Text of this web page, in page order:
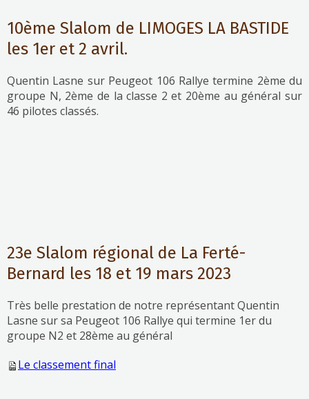
10ème Slalom de LIMOGES LA BASTIDE
les 1er et 2 avril.
Quentin Lasne sur Peugeot 106 Rallye termine 2ème du
groupe N, 2ème de la classe 2 et 20ème au général sur
46 pilotes classés.
23e Slalom régional de La Ferté-
Bernard les 18 et 19 mars 2023
Très belle prestation de notre représentant Quentin
Lasne sur sa Peugeot 106 Rallye qui termine 1er du
groupe N2 et 28ème au général
Le classement final